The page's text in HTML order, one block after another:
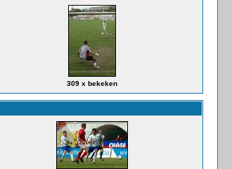
309 x bekeken